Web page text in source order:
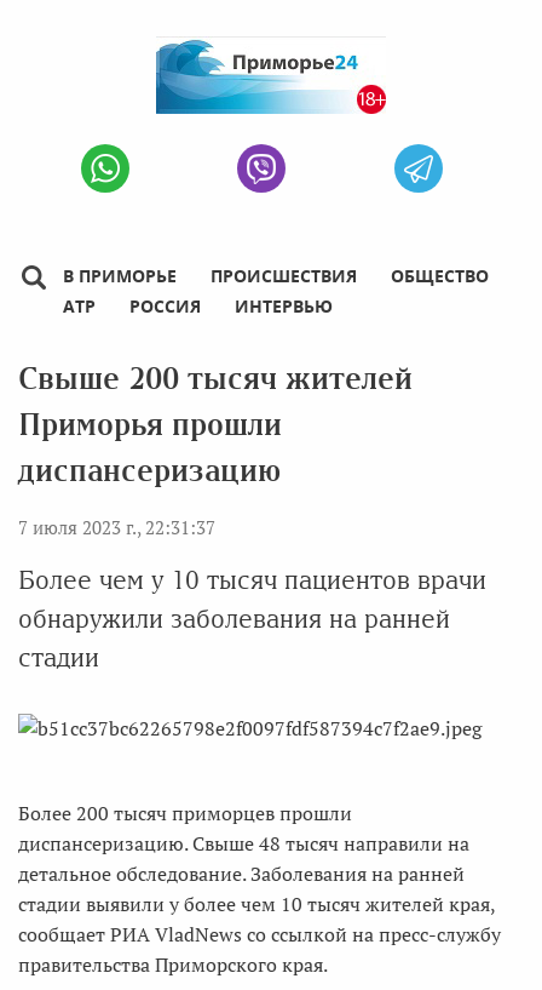
В ПРИМОРЬЕ ПРОИСШЕСТВИЯ
ОБЩЕСТВО
АТР
РОССИЯ ИНТЕРВЬЮ
Свыше 200 тысяч жителей
Приморья прошли
диспансеризацию
7 июля 2023 г., 22:31:37
Более чем у 10 тысяч пациентов врачи
обнаружили заболевания на ранней
стадии
Более 200 тысяч приморцев прошли
диспансеризацию. Свыше 48 тысяч направили на
детальное обследование. Заболевания на ранней
стадии выявили у более чем 10 тысяч жителей края,
сообщает РИА VladNews со ссылкой на пресс-службу
правительства Приморского края.